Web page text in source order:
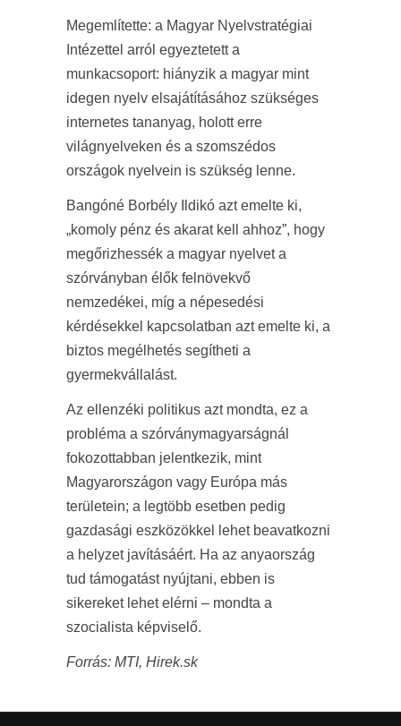
Megemlítette: a Magyar Nyelvstratégiai
Intézettel arról egyeztetett a
munkacsoport: hiányzik a magyar mint
idegen nyelv elsajátításához szükséges
internetes tananyag, holott erre
világnyelveken és a szomszédos
országok nyelvein is szükség lenne.
Bangóné Borbély Ildikó azt emelte ki,
„komoly pénz és akarat kell ahhoz”, hogy
megőrizhessék a magyar nyelvet a
szórványban élők felnövekvő
nemzedékei, míg a népesedési
kérdésekkel kapcsolatban azt emelte ki, a
biztos megélhetés segítheti a
gyermekvállalást.
Az ellenzéki politikus azt mondta, ez a
probléma a szórványmagyarságnál
fokozottabban jelentkezik, mint
Magyarországon vagy Európa más
területein; a legtöbb esetben pedig
gazdasági eszközökkel lehet beavatkozni
a helyzet javításáért. Ha az anyaország
tud támogatást nyújtani, ebben is
sikereket lehet elérni – mondta a
szocialista képviselő.
Forrás: MTI, Hirek.sk